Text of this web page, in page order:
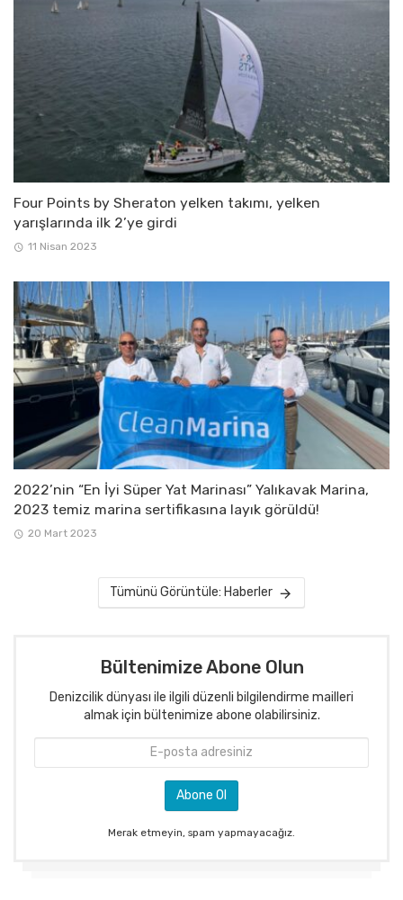
Four Points by Sheraton yelken takımı, yelken
yarışlarında ilk 2’ye girdi
11 Nisan 2023
2022’nin “En İyi Süper Yat Marinası” Yalıkavak Marina,
2023 temiz marina sertifikasına layık görüldü!
20 Mart 2023
Tümünü Görüntüle: Haberler
Bültenimize Abone Olun
Denizcilik dünyası ile ilgili düzenli bilgilendirme mailleri
almak için bültenimize abone olabilirsiniz.
Merak etmeyin, spam yapmayacağız.